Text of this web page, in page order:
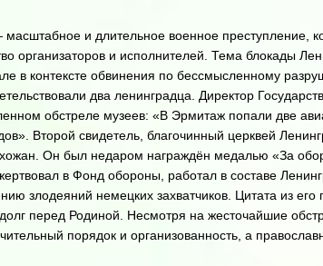
и длительное военное преступление,
организаторов и исполнителей. Тема блокады
в контексте обвинения по бессмысленному
два ленинградца. Директор
обстреле музеев: «В Эрмитаж попали две
Второй свидетель, благочинный церквей
Он был недаром награждён медалью «За
в Фонд обороны, работал в составе
злодеяний немецких захватчиков. Цитата из
перед Родиной. Несмотря на жесточайшие
порядок и организованность, а